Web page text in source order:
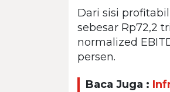
Dari sisi
sebesar Rp72,2
normalized
persen.
Baca Juga :